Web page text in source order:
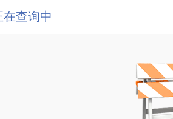
在查询中